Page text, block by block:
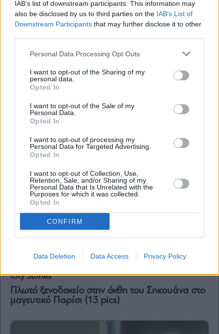
IAB’s list of downstream participants. This information may
also be disclosed by us to third parties on the IAB’s List of
Downstream Participants that may further disclose it to other
Personal Data Processing Opt Outs
I want to opt-out of the Sharing of my
personal data.
Opted In
I want to opt-out of the Sale of my
Personal Data.
Opted In
I want to opt-out of processing my
Personal Data for Targeted Advertising.
Opted In
I want to opt-out of Collection, Use,
Retention, Sale, and/or Sharing of my
Personal Data that Is Unrelated with the
Purposes for which it was collected.
Opted In
CONFIRM
Data Deletion Data Access Privacy Policy
Life & Style
Φτιάξτε μόνοι σας το ημερολόγιο της νέας
χρονιάς
City Stories
Πλωτό ξενοδοχείο στην όχθη του Σηκουάνα στο
μαγευτικό Παρίσι (13 pics)